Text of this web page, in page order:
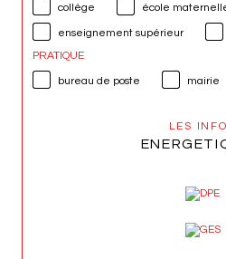
collège école
enseignement supérieur
PRATIQUE
bureau de poste mairie
LES